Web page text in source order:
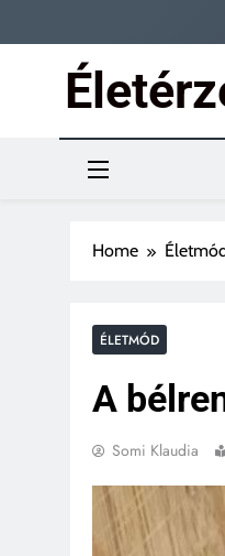
Ez az igazi életérzés
Home
ÉLETMÓD
A
Somi Klaudia